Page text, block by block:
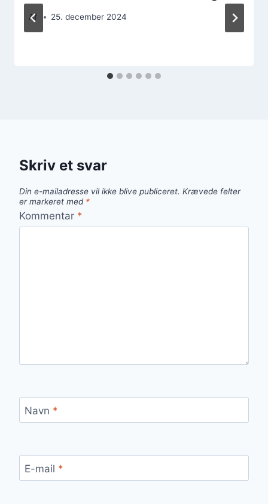
Af 25. december 2024
Skriv et svar
Din e-mailadresse vil ikke blive publiceret. Krævede felter
er markeret med *
Kommentar *
Navn *
E-mail *